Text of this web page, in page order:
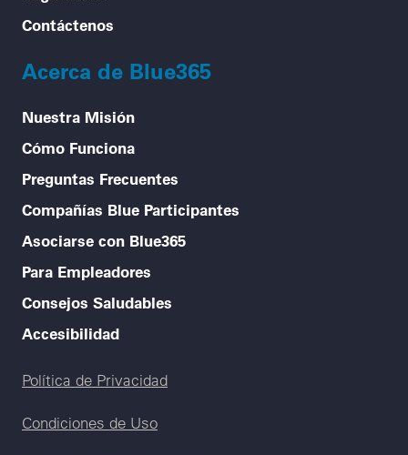
Contáctenos
Acerca de Blue365
Nuestra Misión
Cómo Funciona
Preguntas Frecuentes
Compañías Blue Participantes
Asociarse con Blue365
Para Empleadores
Consejos Saludables
Accesibilidad
Legal menu
Política de Privacidad
Condiciones de Uso